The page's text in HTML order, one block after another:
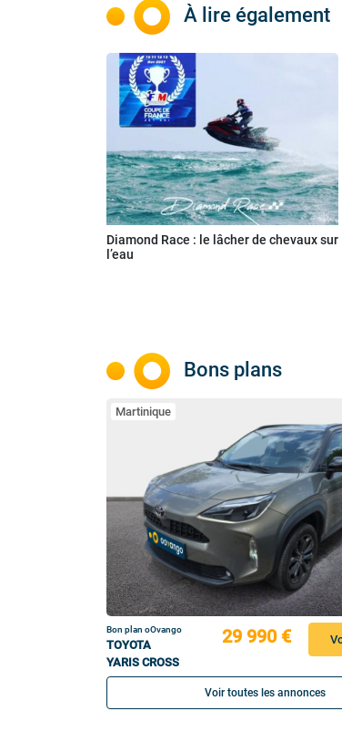
À lire également
Diamond Race : le lâcher de chevaux sur
l’eau
Bons plans
Martinique
Bon plan oOvango
TOYOTA
YARIS CROSS
29 990 €
Voir toutes les annonces